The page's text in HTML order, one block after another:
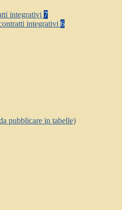
integrativi 7
integrativi 6
pubblicare in tabelle)